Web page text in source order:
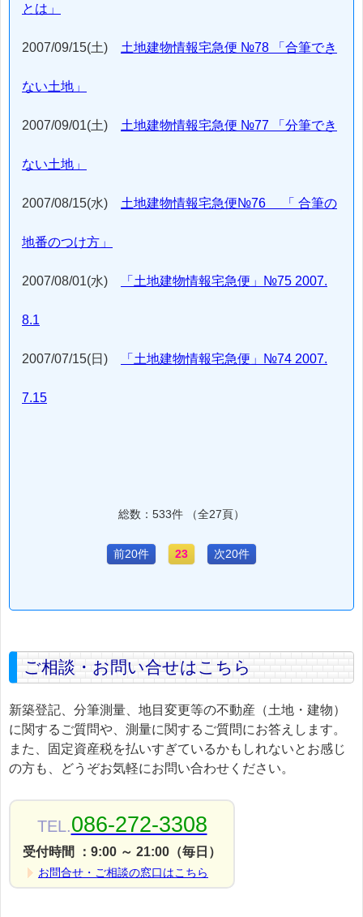
とは」
2007/09/15(土) 土地建物情報宅急便 №78 「合筆でき
ない土地」
2007/09/01(土) 土地建物情報宅急便 №77 「分筆でき
ない土地」
2007/08/15(水) 土地建物情報宅急便№76 「 合筆の
地番のつけ方」
2007/08/01(水) 「土地建物情報宅急便」№75 2007.
8.1
2007/07/15(日) 「土地建物情報宅急便」№74 2007.
7.15
総数：533件 （全27頁）
前20件 23 次20件
ご相談・お問い合せはこちら
新築登記、分筆測量、地目変更等の不動産（土地・建物）
に関するご質問や、測量に関するご質問にお答えします。
また、固定資産税を払いすぎているかもしれないとお感じ
の方も、どうぞお気軽にお問い合わせください。
TEL.086-272-3308
受付時間 ：9:00 ～ 21:00（毎日）
お問合せ・ご相談の窓口はこちら